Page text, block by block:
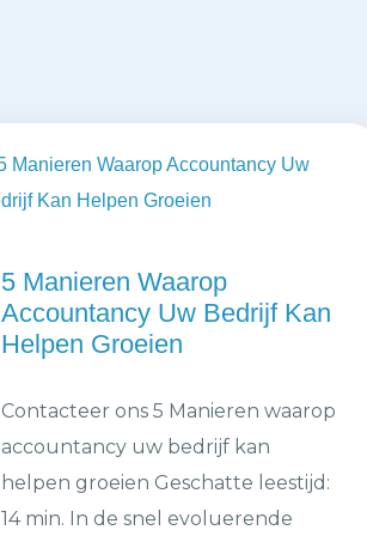
5 Manieren Waarop
Accountancy Uw Bedrijf Kan
Helpen Groeien
Contacteer ons 5 Manieren waarop
accountancy uw bedrijf kan
helpen groeien Geschatte leestijd:
14 min. In de snel evoluerende